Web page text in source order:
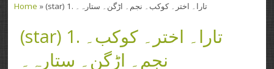
Home » (star) 1. تارا۔ اختر۔ کوکب۔ نجم۔ اڑگن۔ ستارہ۔
(star) 1. تارا۔ اختر۔ کوکب۔
نجم۔ اڑگن۔ ستارہ۔